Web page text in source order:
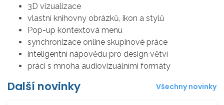
3D vizualizace
vlastní knihovny obrázků, ikon a stylů
Pop-up kontextová menu
synchronizace online skupinové práce
inteligentní nápovědu pro design větví
práci s mnoha audiovizuálními formáty
Další novinky Všechny novinky